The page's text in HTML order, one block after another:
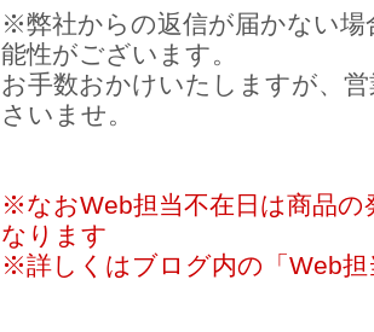
※弊社からの返信が届かない
能性がございます。
お手数おかけいたしますが、
さいませ。
※なおWeb担当不在日は商品
なります
※詳しくはブログ内の「Web